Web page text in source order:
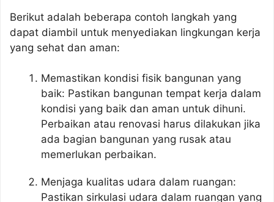
Berikut adalah beberapa contoh langkah yang
dapat diambil untuk menyediakan lingkungan kerja
yang sehat dan aman:
Memastikan kondisi fisik bangunan yang
baik: Pastikan bangunan tempat kerja dalam
kondisi yang baik dan aman untuk dihuni.
Perbaikan atau renovasi harus dilakukan jika
ada bagian bangunan yang rusak atau
memerlukan perbaikan.
Menjaga kualitas udara dalam ruangan:
Pastikan sirkulasi udara dalam ruangan yang